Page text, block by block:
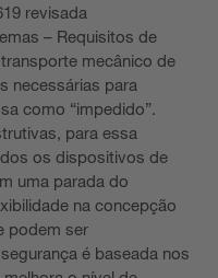
revisada
– Requisitos de
mecânico de
necessárias para
como “impedido”.
para essa
os dispositivos de
uma parada do
na concepção
podem ser
é baseada nos